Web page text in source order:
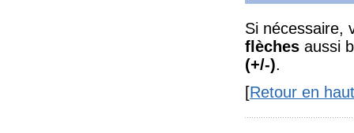
Si nécessaire,
flèches aussi
(+/-).
[Retour en haut